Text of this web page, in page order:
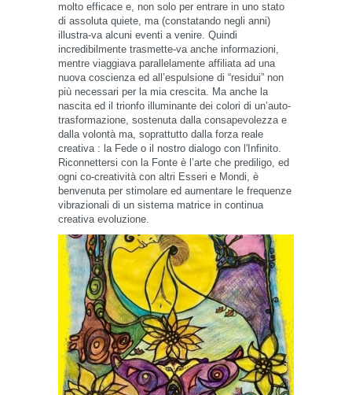
molto efficace e, non solo per entrare in uno stato
di assoluta quiete, ma (constatando negli anni)
illustra-va alcuni eventi a venire. Quindi
incredibilmente trasmette-va anche informazioni,
mentre viaggiava parallelamente affiliata ad una
nuova coscienza ed all’espulsione di “residui” non
più necessari per la mia crescita. Ma anche la
nascita ed il trionfo illuminante dei colori di un’auto-
trasformazione, sostenuta dalla consapevolezza e
dalla volontà ma, soprattutto dalla forza reale
creativa : la Fede o il nostro dialogo con l'Infinito.
Riconnettersi con la Fonte è l’arte che prediligo, ed
ogni co-creatività con altri Esseri e Mondi, è
benvenuta per stimolare ed aumentare le frequenze
vibrazionali di un sistema matrice in continua
creativa evoluzione.